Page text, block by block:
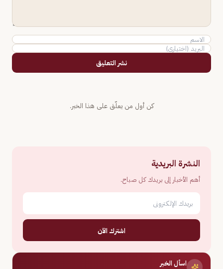
نشر التعليق
كن أول من يعلّق على هذا الخبر.
النشرة البريدية
أهم الأخبار إلى بريدك كل صباح.
اشترك الآن
اسأل الخبر